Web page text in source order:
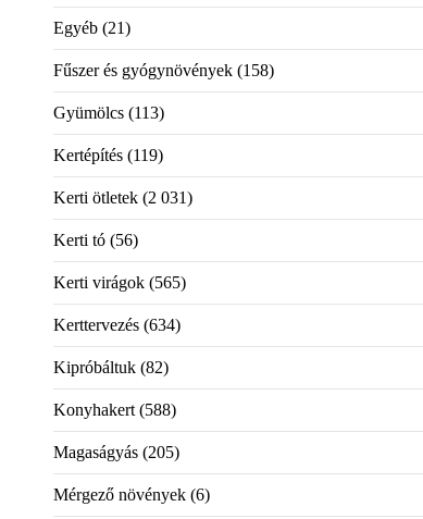
Egyéb(21)
Fűszer és gyógynövények(158)
Gyümölcs(113)
Kertépítés(119)
Kerti ötletek(2 031)
Kerti tó(56)
Kerti virágok(565)
Kerttervezés(634)
Kipróbáltuk(82)
Konyhakert(588)
Magaságyás(205)
Mérgező növények(6)